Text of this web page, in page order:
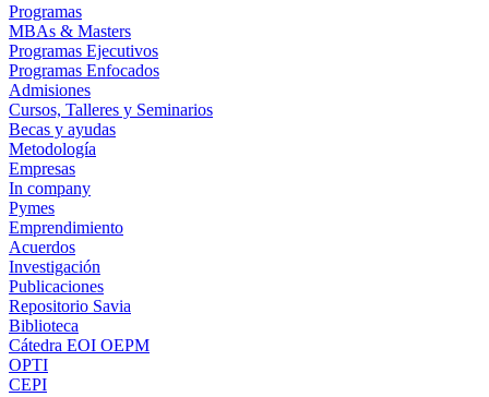
Programas
MBAs & Masters
Programas Ejecutivos
Programas Enfocados
Admisiones
Cursos, Talleres y Seminarios
Becas y ayudas
Metodología
Empresas
In company
Pymes
Emprendimiento
Acuerdos
Investigación
Publicaciones
Repositorio Savia
Biblioteca
Cátedra EOI OEPM
OPTI
CEPI